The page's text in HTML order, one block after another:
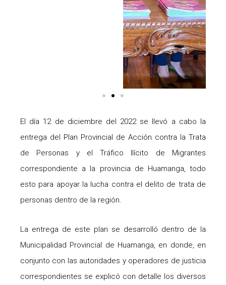
El día 12 de diciembre del 2022 se llevó a cabo la
entrega del Plan Provincial de Acción contra la Trata
de Personas y el Tráfico Ilícito de Migrantes
correspondiente a la provincia de Huamanga, todo
esto para apoyar la lucha contra el delito de trata de
personas dentro de la región.
La entrega de este plan se desarrolló dentro de la
Municipalidad Provincial de Huamanga, en donde, en
conjunto con las autoridades y operadores de justicia
correspondientes se explicó con detalle los diversos